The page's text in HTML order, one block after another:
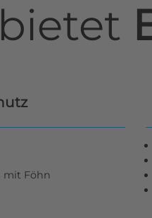
mit Föhn